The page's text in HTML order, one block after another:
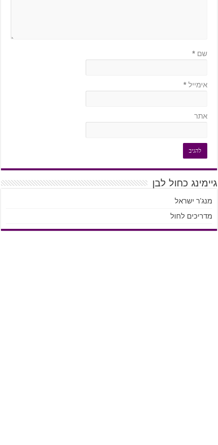
שם *
אימייל *
אתר
גיימינג כחול לבן
מנג'ר ישראל
מדריכים לחול